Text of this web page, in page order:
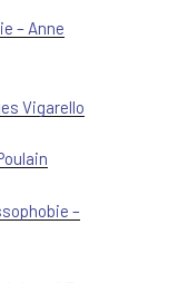
– Anne
Vigarello
–